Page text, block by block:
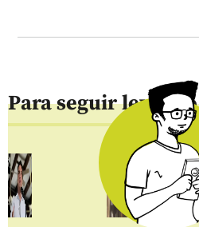
Para seguir leyendo